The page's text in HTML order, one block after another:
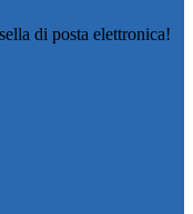
di posta elettronica!